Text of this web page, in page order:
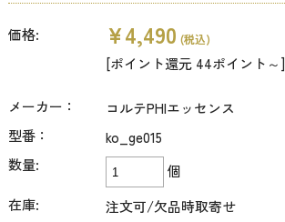
価格: ¥4,490 (税込)
[ポイント還元 44ポイント～]
メーカー：
コルテPHIエッセンス
型番：
ko_ge015
数量:
個
在庫:
注文可/欠品時取寄せ